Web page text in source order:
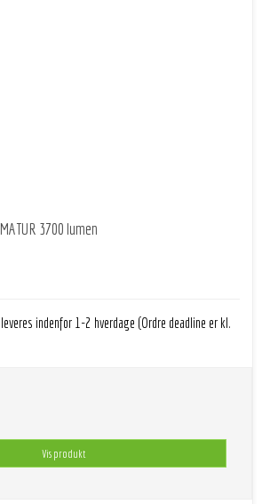
3700 lumen
indenfor 1-2 hverdage (Ordre deadline er kl.
Vis produkt